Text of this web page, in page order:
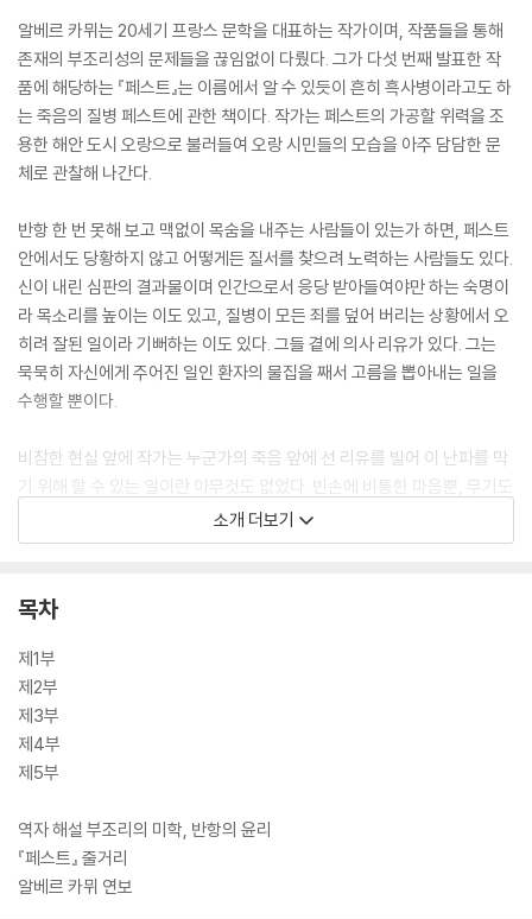
알베르 카뮈는 20세기 프랑스 문학을 대표하는 작가이며, 작품들을 통해
존재의 부조리성의 문제들을 끊임없이 다뤘다. 그가 다섯 번째 발표한 작
품에 해당하는 『페스트』는 이름에서 알 수 있듯이 흔히 흑사병이라고도 하
는 죽음의 질병 페스트에 관한 책이다. 작가는 페스트의 가공할 위력을 조
용한 해안 도시 오랑으로 불러들여 오랑 시민들의 모습을 아주 담담한 문
체로 관찰해 나간다.
반항 한 번 못해 보고 맥없이 목숨을 내주는 사람들이 있는가 하면, 페스트
안에서도 당황하지 않고 어떻게든 질서를 찾으려 노력하는 사람들도 있다.
신이 내린 심판의 결과물이며 인간으로서 응당 받아들여야만 하는 숙명이
라 목소리를 높이는 이도 있고, 질병이 모든 죄를 덮어 버리는 상황에서 오
히려 잘된 일이라 기뻐하는 이도 있다. 그들 곁에 의사 리유가 있다. 그는
묵묵히 자신에게 주어진 일인 환자의 물집을 째서 고름을 뽑아내는 일을
수행할 뿐이다.
비참한 현실 앞에 작가는 누군가의 죽음 앞에 선 리유를 빌어 이 난파를 막
기 위해 할 수 있는 일이란 아무것도 없었다. 빈손에 비통한 마음뿐, 무기도
없고 대책도 없이 또다시 이렇듯 참담한 패배 앞에서 그는 그저 강 저편에
그대로 있어야 했다라고 이야기한다. 무기력하고 참담한 이 소설을 통해
소개 더보기
목차
제1부
제2부
제3부
제4부
제5부
역자 해설 부조리의 미학, 반항의 윤리
『페스트』 줄거리
알베르 카뮈 연보